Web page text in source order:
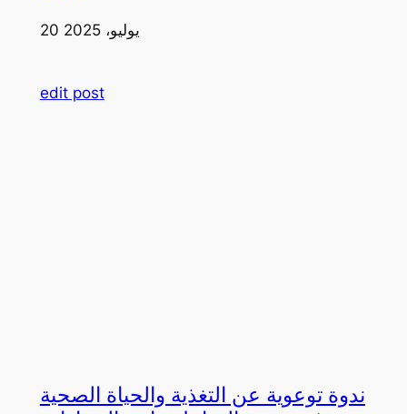
20 يوليو، 2025
edit post
ندوة توعوية عن التغذية والحياة الصحية